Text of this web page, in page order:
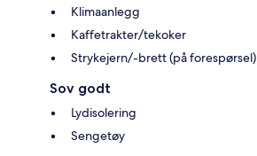
Klimaanlegg
Kaffetrakter/tekoker
Strykejern/-brett (på forespørsel)
Sov godt
Lydisolering
Sengetøy